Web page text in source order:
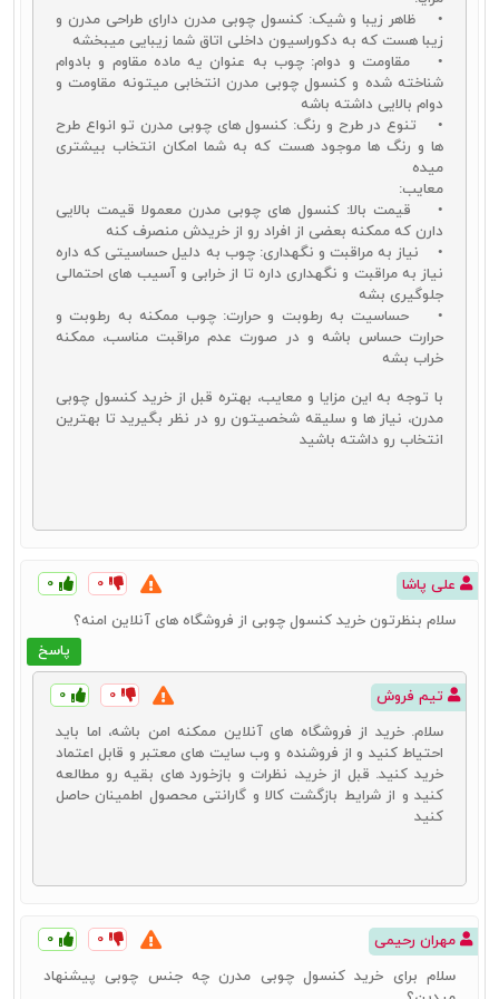
کنسول چوبی کلاسیک است. این محصول به انواعی از این نوع میز اطلاق
خاص استفاده می‌شود. همچنین جنس چوب‌های به کار رفته در این مدل از
کنسول‌های دیگر نیز متفاوت است. استفاده از کنده کاری‌های خاص و
طرح‌های زاویه‌دار نیز از دیگر مشخصات کنسول چوبی کلاسیک می‌باشد.
• ظاهر زیبا و شیک: کنسول چوبی مدرن دارای طراحی‌ مدرن و
زیبا هست که به دکوراسیون داخلی اتاق شما زیبایی میبخشه
• مقاومت و دوام: چوب به عنوان یه ماده مقاوم و بادوام
شناخته شده و کنسول چوبی مدرن انتخابی میتونه مقاومت و
دوام بالایی داشته باشه
• تنوع در طرح و رنگ: کنسول‌ های چوبی مدرن تو انواع طرح‌
ها و رنگ‌ ها موجود هست که به شما امکان انتخاب بیشتری
میده
معایب:
• قیمت بالا: کنسول‌ های چوبی مدرن معمولا قیمت بالایی
دارن که ممکنه بعضی از افراد رو از خریدش منصرف کنه
• نیاز به مراقبت و نگهداری: چوب به دلیل حساسیتی که داره
نیاز به مراقبت و نگهداری داره تا از خرابی و آسیب‌ های احتمالی
جلوگیری بشه
• حساسیت به رطوبت و حرارت: چوب ممکنه به رطوبت و
حرارت حساس باشه و در صورت عدم مراقبت مناسب، ممکنه
خراب بشه
با توجه به این مزایا و معایب، بهتره قبل از خرید کنسول چوبی
مدرن، نیاز‌ ها و سلیقه شخصیتون رو در نظر بگیرید تا بهترین
انتخاب رو داشته باشید
علی پاشا ۰ ۰
پاسخ
سلام بنظرتون خرید کنسول چوبی از فروشگاه های آنلاین امنه؟
تیم فروش ۰ ۰
سلام. خرید از فروشگاه‌ های آنلاین ممکنه امن باشه، اما باید
احتیاط کنید و از فروشنده و وب‌ سایت های معتبر و قابل اعتماد
خرید کنید. قبل از خرید، نظرات و بازخورد های بقیه رو مطالعه
کنید و از شرایط بازگشت کالا و گارانتی محصول اطمینان حاصل
کنید
مهران رحیمی ۰ ۰
سلام برای خرید کنسول چوبی مدرن چه جنس چوبی پیشنهاد